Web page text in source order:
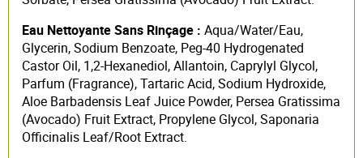
Eau Nettoyante Sans Rinçage : Aqua/Water/Eau,
Glycerin, Sodium Benzoate, Peg-40 Hydrogenated
Castor Oil, 1,2-Hexanediol, Allantoin, Caprylyl Glycol,
Parfum (Fragrance), Tartaric Acid, Sodium Hydroxide,
Aloe Barbadensis Leaf Juice Powder, Persea Gratissima
(Avocado) Fruit Extract, Propylene Glycol, Saponaria
Officinalis Leaf/Root Extract.